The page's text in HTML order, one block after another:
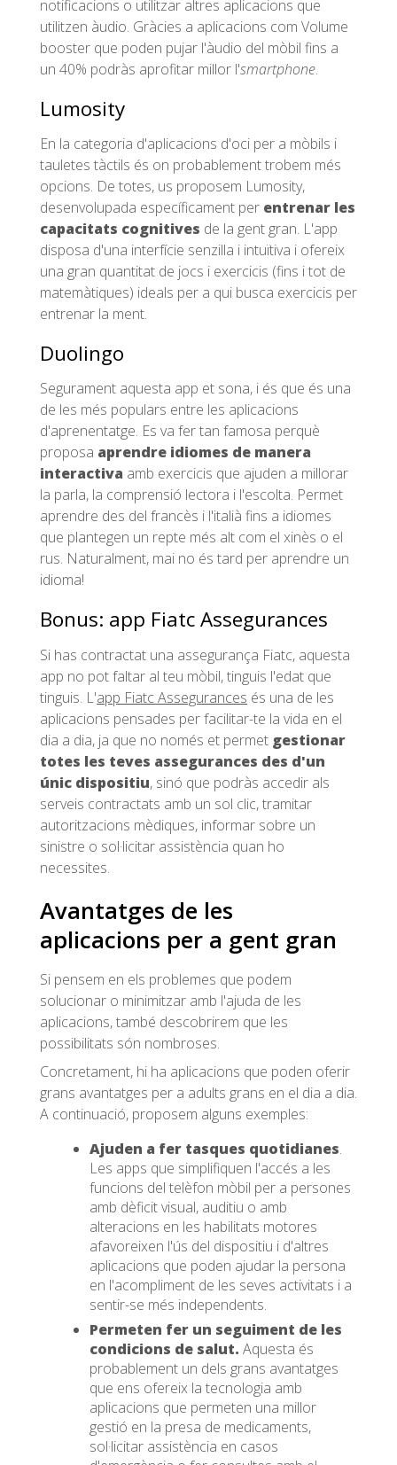
notificacions o utilitzar altres aplicacions que
utilitzen àudio. Gràcies a aplicacions com Volume
booster que poden pujar l'àudio del mòbil fins a
un 40% podràs aprofitar millor l'smartphone.
Lumosity
En la categoria d'aplicacions d'oci per a mòbils i
tauletes tàctils és on probablement trobem més
opcions. De totes, us proposem Lumosity,
desenvolupada específicament per entrenar les
capacitats cognitives de la gent gran. L'app
disposa d'una interfície senzilla i intuïtiva i ofereix
una gran quantitat de jocs i exercicis (fins i tot de
matemàtiques) ideals per a qui busca exercicis per
entrenar la ment.
Duolingo
Segurament aquesta app et sona, i és que és una
de les més populars entre les aplicacions
d'aprenentatge. Es va fer tan famosa perquè
proposa aprendre idiomes de manera
interactiva amb exercicis que ajuden a millorar
la parla, la comprensió lectora i l'escolta. Permet
aprendre des del francès i l'italià fins a idiomes
que plantegen un repte més alt com el xinès o el
rus. Naturalment, mai no és tard per aprendre un
idioma!
Bonus: app Fiatc Assegurances
Si has contractat una assegurança Fiatc, aquesta
app no pot faltar al teu mòbil, tinguis l'edat que
tinguis. L'app Fiatc Assegurances és una de les
aplicacions pensades per facilitar-te la vida en el
dia a dia, ja que no només et permet gestionar
totes les teves assegurances des d'un
únic dispositiu, sinó que podràs accedir als
serveis contractats amb un sol clic, tramitar
autoritzacions mèdiques, informar sobre un
sinistre o sol·licitar assistència quan ho
necessites.
Avantatges de les
aplicacions per a gent gran
Si pensem en els problemes que podem
solucionar o minimitzar amb l'ajuda de les
aplicacions, també descobrirem que les
possibilitats són nombroses.
Concretament, hi ha aplicacions que poden oferir
grans avantatges per a adults grans en el dia a dia.
A continuació, proposem alguns exemples:
Ajuden a fer tasques quotidianes.
Les apps que simplifiquen l'accés a les
funcions del telèfon mòbil per a persones
amb dèficit visual, auditiu o amb
alteracions en les habilitats motores
afavoreixen l'ús del dispositiu i d'altres
aplicacions que poden ajudar la persona
en l'acompliment de les seves activitats i a
sentir-se més independents.
Permeten fer un seguiment de les
condicions de salut. Aquesta és
probablement un dels grans avantatges
que ens ofereix la tecnologia amb
aplicacions que permeten una millor
gestió en la presa de medicaments,
sol·licitar assistència en casos